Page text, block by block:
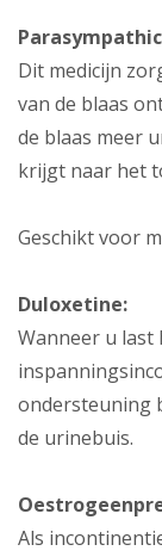
Dit medicijn
van de blaas
de blaas meer
krijgt naar het
Geschikt voor
Duloxetine:
Wanneer u
ondersteuning
de urinebuis.
Als